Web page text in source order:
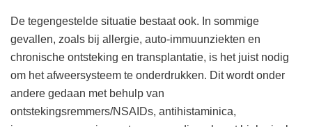
De tegengestelde situatie bestaat ook. In sommige
gevallen, zoals bij allergie, auto-immuunziekten en
chronische ontsteking en transplantatie, is het juist nodig
om het afweersysteem te onderdrukken. Dit wordt onder
andere gedaan met behulp van
ontstekingsremmers/NSAIDs, antihistaminica,